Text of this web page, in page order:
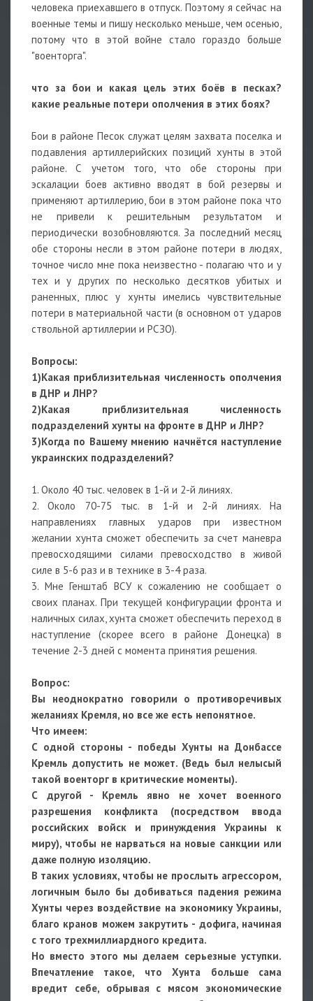
человека приехавшего в отпуск. Поэтому я сейчас на
военные темы и пишу несколько меньше, чем осенью,
потому что в этой войне стало гораздо больше
"военторга".
что за бои и какая цель этих боёв в песках?
какие реальные потери ополчения в этих боях?
Бои в районе Песок служат целям захвата поселка и
подавления артиллерийских позиций хунты в этой
районе. С учетом того, что обе стороны при
эскалации боев активно вводят в бой резервы и
применяют артиллерию, бои в этом районе пока что
не привели к решительным результатом и
периодически возобновляются. За последний месяц
обе стороны несли в этом районе потери в людях,
точное число мне пока неизвестно - полагаю что и у
тех и у других по несколько десятков убитых и
раненных, плюс у хунты имелись чувствительные
потери в материальной части (в основном от ударов
ствольной артиллерии и РСЗО).
Вопросы:
1)Какая приблизительная численность ополчения
в ДНР и ЛНР?
2)Какая приблизительная численность
подразделений хунты на фронте в ДНР и ЛНР?
3)Когда по Вашему мнению начнётся наступление
украинских подразделений?
1. Около 40 тыс. человек в 1-й и 2-й линиях.
2. Около 70-75 тыс. в 1-й и 2-й линиях. На
направлениях главных ударов при известном
желании хунта сможет обеспечить за счет маневра
превосходящими силами превосходство в живой
силе в 5-6 раз и в технике в 3-4 раза.
3. Мне Генштаб ВСУ к сожалению не сообщает о
своих планах. При текущей конфигурации фронта и
наличных силах, хунта сможет обеспечить переход в
наступление (скорее всего в районе Донецка) в
течение 2-3 дней с момента принятия решения.
Вопрос:
Вы неоднократно говорили о противоречивых
желаниях Кремля, но все же есть непонятное.
Что имеем:
С одной стороны - победы Хунты на Донбассе
Кремль допустить не может. (Ведь был нелысый
такой военторг в критические моменты).
С другой - Кремль явно не хочет военного
разрешения конфликта (посредством ввода
российских войск и принуждения Украины к
миру), чтобы не нарваться на новые санкции или
даже полную изоляцию.
В таких условиях, чтобы не прослыть агрессором,
логичным было бы добиваться падения режима
Хунты через воздействие на экономику Украины,
благо кранов можем закрутить - дофига, начиная
с того трехмиллиардного кредита.
Но вместо этого мы делаем серьезные уступки.
Впечатление такое, что Хунта больше сама
вредит себе, обрывая с мясом экономические